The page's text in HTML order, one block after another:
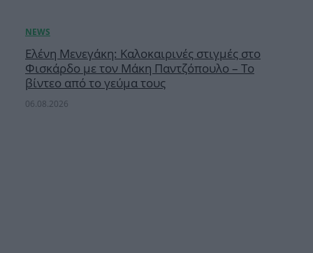
Ελένη Μενεγάκη: Καλοκαιρινές στιγμές στο
Φισκάρδο με τον Μάκη Παντζόπουλο – Το
βίντεο από το γεύμα τους
06.08.2026